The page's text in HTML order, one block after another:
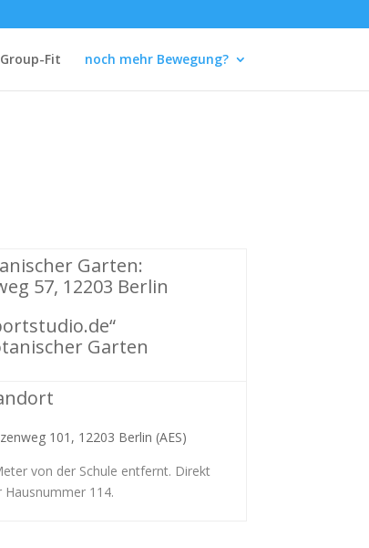
Group-Fit noch mehr Bewegung?
Garten:
57, 12203 Berlin
Garten
101, 12203 Berlin (AES)
von der Schule entfernt. Direkt
Hausnummer 114.